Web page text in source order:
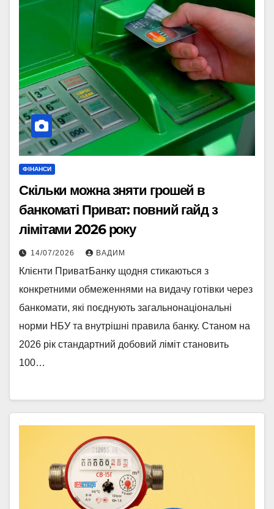
ФІНАНСИ
Скільки можна зняти грошей в
банкоматі Приват: повний гайд з
лімітами 2026 року
14/07/2026 ВАДИМ
Клієнти ПриватБанку щодня стикаються з
конкретними обмеженнями на видачу готівки через
банкомати, які поєднують загальнонаціональні
норми НБУ та внутрішні правила банку. Станом на
2026 рік стандартний добовий ліміт становить
100…